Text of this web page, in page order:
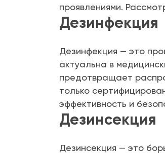
проявлениями.
Дезинфекция
Дезинфекция — это
актуальна в
предотвращает
только
эффективность и
Дезинсекция
Дезинсекция — это